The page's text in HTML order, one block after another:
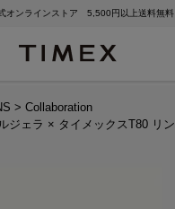
オンラインストア 5,500円以上送料無料
Collaboration
ジェラ × タイメックスT80 リ